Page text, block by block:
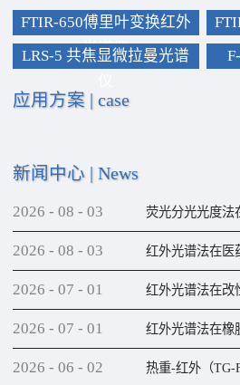
FTIR-650傅里叶变换红外
光谱仪
LRS-5 共焦显微拉曼光谱
应用方案 | case
新闻中心 News
2026 - 08 - 03
红外光谱法在医
2026 - 08 - 03
2026 - 07 - 01
红外光谱法在橡
2026 - 07 - 01
2026 - 06 - 02